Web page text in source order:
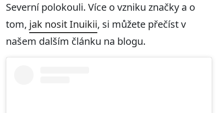
Severní polokouli. Více o vzniku značky a o
tom, jak nosit Inuikii, si můžete přečíst v
našem dalším článku na blogu.